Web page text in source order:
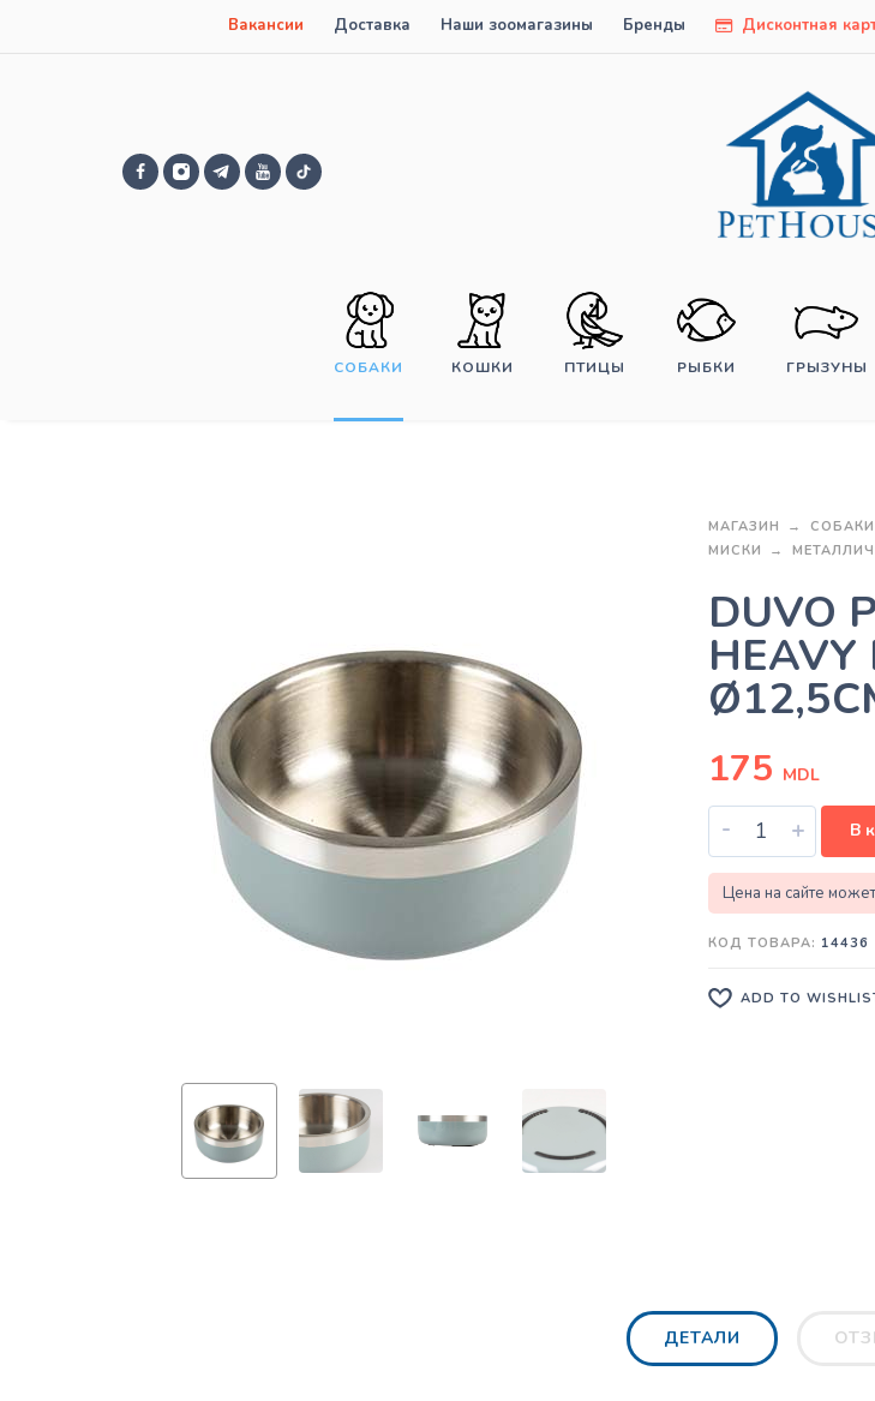
Вакансии Доставка Наши зоомагазины Бренды Дисконтная
СОБАКИ КОШКИ ПТИЦЫ РЫБКИ ГРЫЗУНЫ
МАГАЗИН
СОБАКИ
МИСКИ
DUVO
HEAVY
175 MDL
- + В
Цена на сайте
КОД ТОВАРА: 14436
ADD TO
ДЕТАЛИ